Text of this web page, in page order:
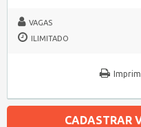
VAGAS
ILIMITADO
CADASTRAR